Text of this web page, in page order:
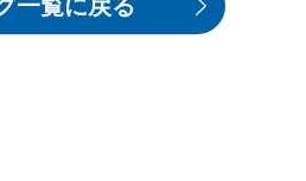
一覧に戻る